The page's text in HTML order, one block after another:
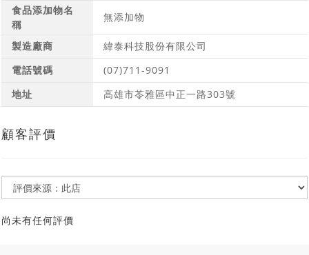
食品添加物名
稱
無添加物
製造廠商
緯泰科技股份有限公司
電話號碼
(07)711-9091
地址
高雄市苓雅區中正一路303號
顧客評價
尚未有任何評價